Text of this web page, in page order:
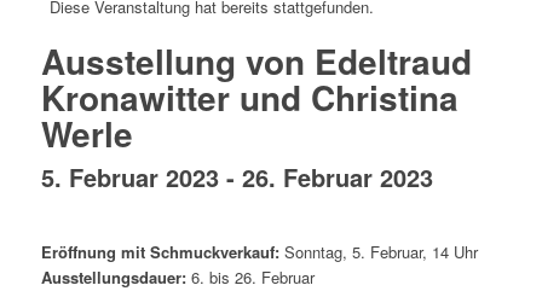
Diese Veranstaltung hat bereits stattgefunden.
Ausstellung von Edeltraud
Kronawitter und Christina
Werle
5. Februar 2023- 26. Februar 2023
Eröffnung mit Schmuckverkauf:Sonntag, 5. Februar, 14 Uhr
Ausstellungsdauer:6. bis 26. Februar